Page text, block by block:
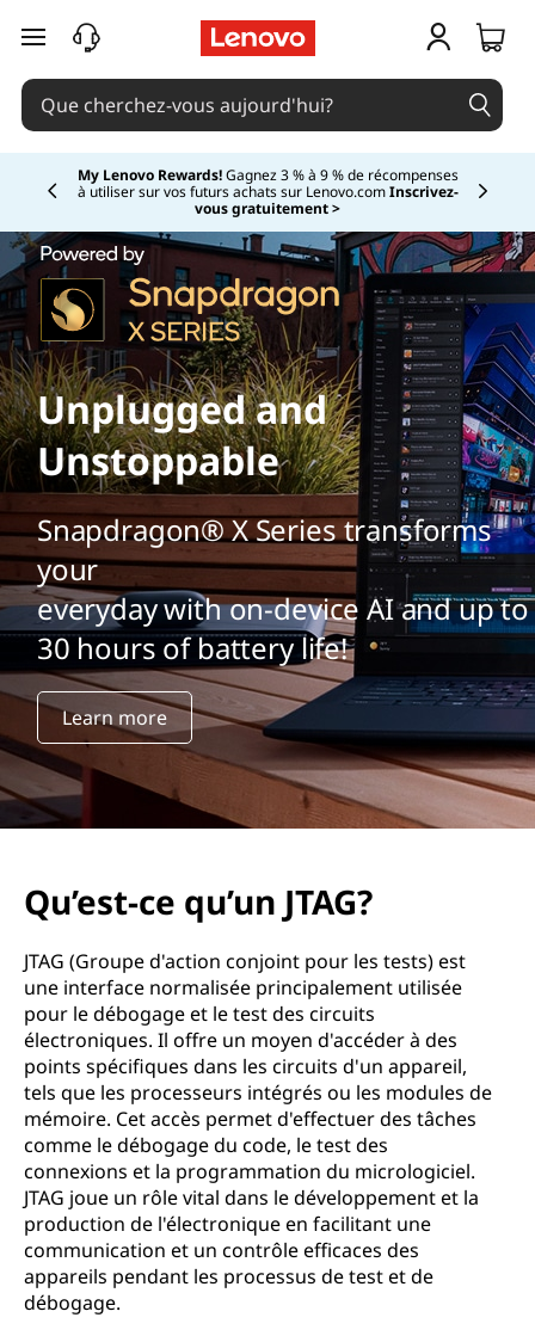
passer au contenu principal
My Lenovo Rewards!Gagnez 3 % à 9 % de récompenses
à utiliser sur vos futurs achats sur Lenovo.comInscrivez-
vous gratuitement >Currently displaying item 2 of
Unplugged and
Unstoppable
Snapdragon® X Series transforms
your
everyday with on-device AI and up to
30 hours of battery life!
Learn more
Qu’est-ce qu’un JTAG?
JTAG (Groupe d'action conjoint pour les tests) est
une interface normalisée principalement utilisée
pour le débogage et le test des circuits
électroniques. Il offre un moyen d'accéder à des
points spécifiques dans les circuits d'un appareil,
tels que les processeurs intégrés ou les modules de
mémoire. Cet accès permet d'effectuer des tâches
comme le débogage du code, le test des
connexions et la programmation du micrologiciel.
JTAG joue un rôle vital dans le développement et la
production de l'électronique en facilitant une
communication et un contrôle efficaces des
appareils pendant les processus de test et de
débogage.